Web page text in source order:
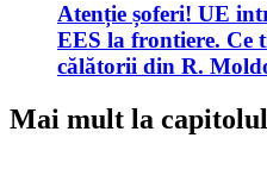
Atenție șoferi! UE
EES la frontiere. Ce
călătorii din R.
Mai mult la